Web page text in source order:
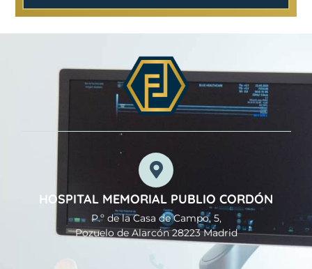
HOSPITAL MEMORIAL PUBLIO CORDÓN
P.º de la Casa de Campo, 5,
Pozuelo de Alarcón 28223 Madrid